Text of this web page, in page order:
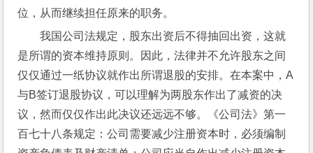
位，从而继续担任原来的职务。
我国公司法规定，股东出资后不得抽回出资，这就
是所谓的资本维持原则。因此，法律并不允许股东之间
仅仅通过一纸协议就作出所谓退股的安排。在本案中，A
与B签订退股协议，可以理解为两股东作出了减资的决
议，然而仅仅作出此决议还远远不够。《公司法》第一
百七十八条规定：公司需要减少注册资本时，必须编制